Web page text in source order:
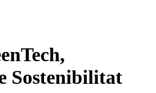
Sostenibilitat